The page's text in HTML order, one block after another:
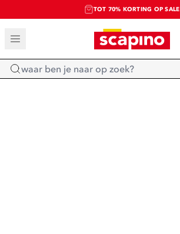
TOT 70% KORTING OP SALE
SALE: LAATSTE KANS!
SHOP NIEUW
Home